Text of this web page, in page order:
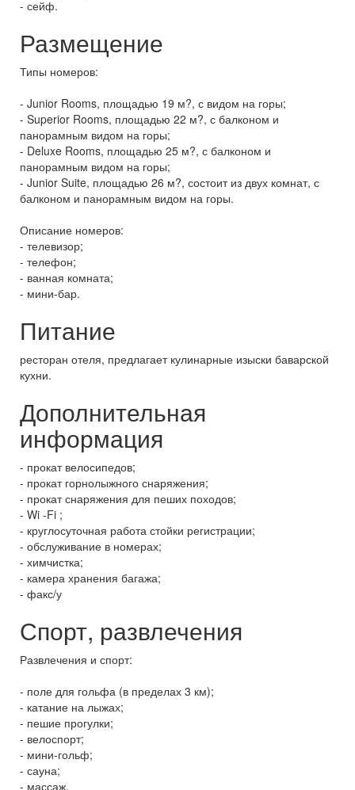
- сейф.
Размещение
Типы номеров:
- Junior Rooms, площадью 19 м?, с видом на горы;
- Superior Rooms, площадью 22 м?, с балконом и
панорамным видом на горы;
- Deluxe Rooms, площадью 25 м?, с балконом и
панорамным видом на горы;
- Junior Suite, площадью 26 м?, состоит из двух комнат, с
балконом и панорамным видом на горы.
Описание номеров:
- телевизор;
- телефон;
- ванная комната;
- мини-бар.
Питание
ресторан отеля, предлагает кулинарные изыски баварской
кухни.
Дополнительная
информация
- прокат велосипедов;
- прокат горнолыжного снаряжения;
- прокат снаряжения для пеших походов;
- Wi -Fi ;
- круглосуточная работа стойки регистрации;
- обслуживание в номерах;
- химчистка;
- камера хранения багажа;
- факс/у
Спорт, развлечения
Развлечения и спорт:
- поле для гольфа (в пределах 3 км);
- катание на лыжах;
- пешие прогулки;
- велоспорт;
- мини-гольф;
- сауна;
- массаж.